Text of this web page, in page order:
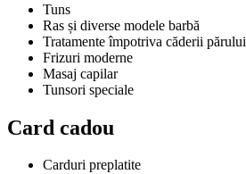
Tuns
Ras și diverse modele barbă
Tratamente împotriva căderii părului
Frizuri moderne
Masaj capilar
Tunsori speciale
Card cadou
Carduri preplatite